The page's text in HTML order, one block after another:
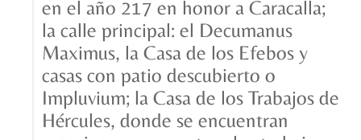
en el año 217 en honor a Caracalla;
la calle principal: el Decumanus
Maximus, la Casa de los Efebos y
casas con patio descubierto o
Impluvium; la Casa de los Trabajos de
Hércules, donde se encuentran